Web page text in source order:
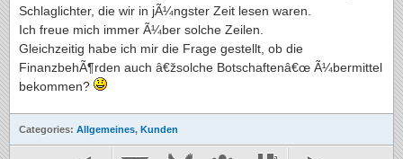
Schlaglichter, die wir in jÃ¼ngster Zeit lesen waren.
Ich freue mich immer Ã¼ber solche Zeilen.
Gleichzeitig habe ich mir die Frage gestellt, ob die
FinanzbehÃ¶rden auch â€žsolche Botschaftenâ€œ Ã¼bermittel
bekommen?
Categories: Allgemeines, Kunden